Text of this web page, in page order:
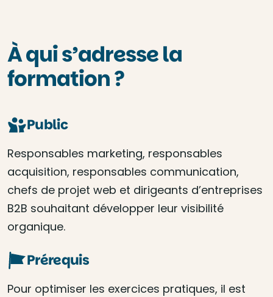
À qui s’adresse la
formation ?
Public
Responsables marketing, responsables
acquisition, responsables communication,
chefs de projet web et dirigeants d’entreprises
B2B souhaitant développer leur visibilité
organique.
Prérequis
Pour optimiser les exercices pratiques, il est